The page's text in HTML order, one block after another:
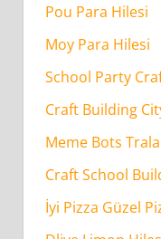
Pou Para Hilesi
Moy Para Hilesi
School Party
Craft Building
Meme Bots
Craft School
İyi Pizza Güzel